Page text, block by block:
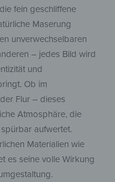
fein geschliffene
Maserung
unverwechselbaren
– jedes Bild wird
und
Ob im
Flur – dieses
Atmosphäre, die
aufwertet.
Materialien wie
es seine volle Wirkung